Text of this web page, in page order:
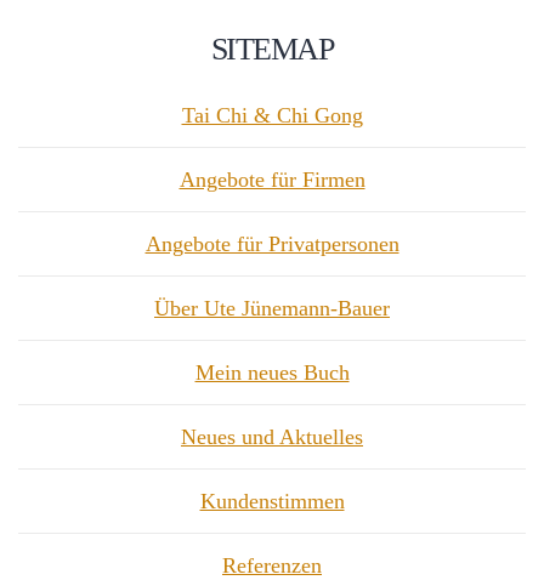
SITEMAP
Tai Chi & Chi Gong
Angebote für Firmen
Angebote für Privatpersonen
Über Ute Jünemann-Bauer
Mein neues Buch
Neues und Aktuelles
Kundenstimmen
Referenzen